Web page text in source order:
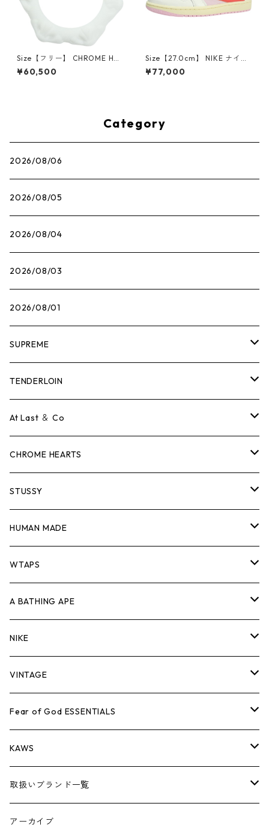
Size【フリー】 CHROME HEA
RTS クロム・ハーツ CH Cross
SINGLE Hoop Earring WHITE
¥60,500
Size【27.0cm】 NIKE ナイキ
×Travis Scott AIR JORDAN 1
LOW OG SP Muslin/Shy Pink
¥77,000
Category
2026/08/06
2026/08/05
2026/08/04
2026/08/03
2026/08/01
SUPREME
Tシャツ
ロンTEE
スウェット/ニット
シャツ
ジャケット
パンツ
キャップ・ハット
バッグ
シューズ
小物
コラボレーション
×THE NORTH FACE
×COMME des GARCONS
シーズンアイテム
26SS
BOX LOGOアイテム
TENDERLOIN
Tシャツ
ロンTEE
スウェット/ニット
シャツ
ジャケット
パンツ
キャップ・ハット
バッグ
シューズ
小物
At Last ＆ Co
Tシャツ
ロンTEE
スウェット/ニット
シャツ
ジャケット
パンツ
キャップ・ハット
バッグ
シューズ
小物
CHROME HEARTS
Tシャツ
ロンTEE
スウェット/ニット
シャツ
ジャケット
パンツ
キャップ・ハット
バッグ
シューズ
小物
STUSSY
Tシャツ
ロンTEE
スウェット/ニット
シャツ
ジャケット
パンツ
キャップ・ハット
バッグ
シューズ
HUMAN MADE
Tシャツ
ロンT
スウェット/ニット
シャツ
ジャケット
パンツ
キャップ
バッグ
WTAPS
Tシャツ
ロンTEE
スウェット/ニット
シャツ
ジャケット
パンツ
キャップ・ハット
A BATHING APE
Tシャツ
ロンTEE
スウェット/ニット
シャツ
ジャケット
パンツ
NIKE
シューズ
AIR JORDAN 1
AIR JORDAN 3
アパレル・小物
VINTAGE
Tシャツ
ロンTEE
スウェット/ニット
ジャケット
Fear of God ESSENTIALS
Tシャツ
ロンTEE
スウェット/ニット
KAWS
アパレル
小物
取扱いブランド一覧
A
アーカイブ